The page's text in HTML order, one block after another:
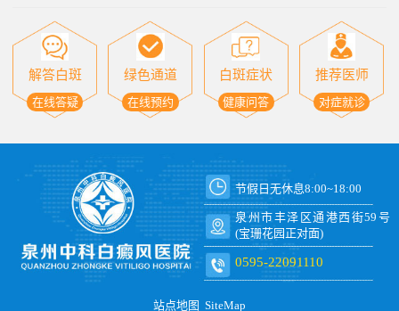
解答白斑
在线答疑
绿色通道
在线预约
白斑症状
健康问答
推荐医师
对症就诊
节假日无休息8:00~18:00
泉州市丰泽区通港西街59号
(宝珊花园正对面)
0595-22091110
站点地图 SiteMap